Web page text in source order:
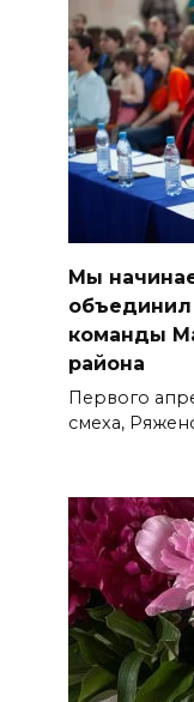
Мы
команды
района
Первого
смеха,